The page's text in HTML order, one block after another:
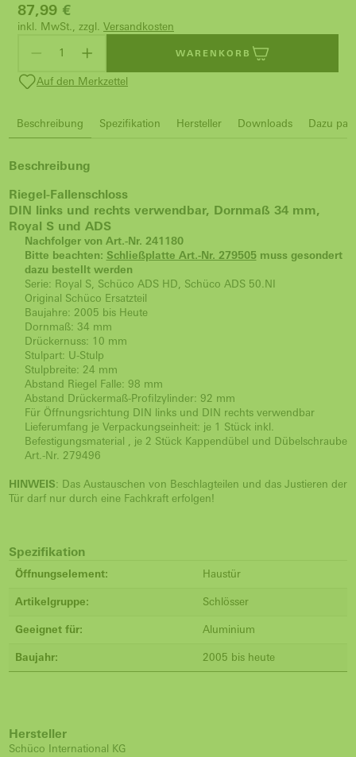
87,99 €
inkl. MwSt., zzgl. Versandkosten
WARENKORB
Auf den Merkzettel
Beschreibung Spezifikation Hersteller Downloads Dazu
Beschreibung
Riegel-Fallenschloss
DIN links und rechts verwendbar, Dornmaß 34 mm,
Royal S und ADS
Nachfolger von Art.-Nr. 241180
Bitte beachten: Schließplatte Art.-Nr. 279505muss gesondert
dazu bestellt werden
Serie: Royal S, Schüco ADS HD, Schüco ADS 50.NI
Original Schüco Ersatzteil
Baujahre: 2005 bis Heute
Dornmaß: 34 mm
Drückernuss: 10 mm
Stulpart: U-Stulp
Stulpbreite: 24 mm
Abstand Riegel Falle: 98 mm
Abstand Drückermaß-Profilzylinder: 92 mm
Für Öffnungsrichtung DIN links und DIN rechts verwendbar
Lieferumfang je Verpackungseinheit: je 1 Stück inkl.
Befestigungsmaterial , je 2 Stück Kappendübel und Dübelschraube
Art.-Nr. 279496
HINWEIS: Das Austauschen von Beschlagteilen und das Justieren der
Tür darf nur durch eine Fachkraft erfolgen!
Spezifikation
Öffnungselement: Haustür
Artikelgruppe: Schlösser
Geeignet für: Aluminium
Baujahr: 2005 bis heute
Hersteller
Schüco International KG